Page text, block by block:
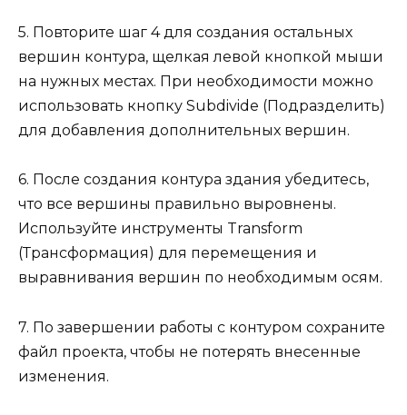
5. Повторите шаг 4 для создания остальных
вершин контура, щелкая левой кнопкой мыши
на нужных местах. При необходимости можно
использовать кнопку Subdivide (Подразделить)
для добавления дополнительных вершин.
6. После создания контура здания убедитесь,
что все вершины правильно выровнены.
Используйте инструменты Transform
(Трансформация) для перемещения и
выравнивания вершин по необходимым осям.
7. По завершении работы с контуром сохраните
файл проекта, чтобы не потерять внесенные
изменения.